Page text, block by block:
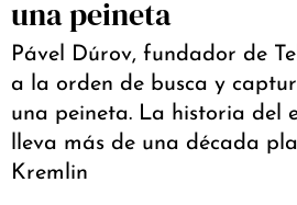
una peineta
Pável Dúrov, fundador de
a la orden de busca y
una peineta. La historia del
lleva más de una década
Kremlin